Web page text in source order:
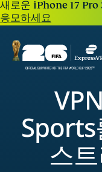
새로운 iPhone 17
응모하세요
Sports
스